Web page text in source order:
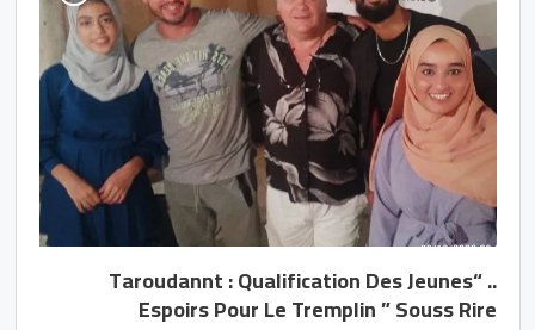
.. “Taroudannt : Qualification Des Jeunes
Espoirs Pour Le Tremplin ” Souss Rire